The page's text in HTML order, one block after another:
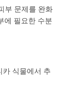
부 문제를 완화
에 필요한 수분
식물에서 추